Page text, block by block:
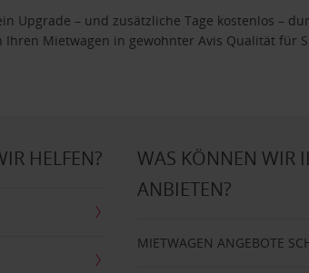
Upgrade – und zusätzliche Tage kostenlos –
Mietwagen in gewohnter Avis Qualität für
HELFEN?
WAS KÖNNEN WIR
ANBIETEN?
MIETWAGEN ANGEBOTE